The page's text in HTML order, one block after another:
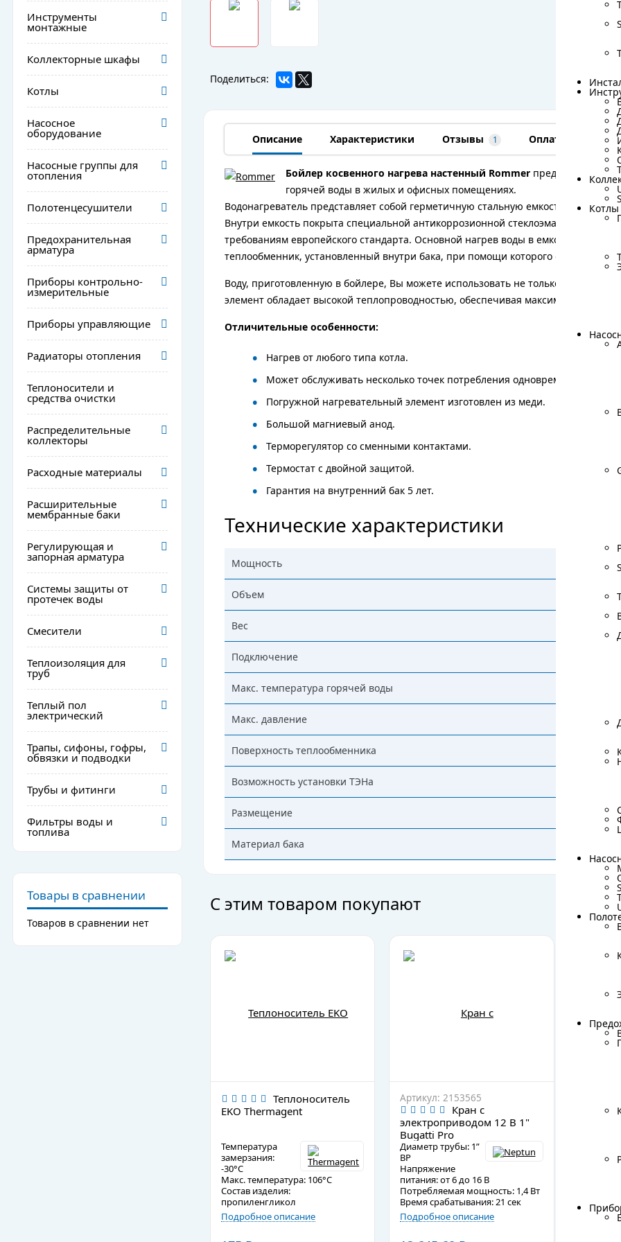
Котлы
Котлы
Инструменты
монтажные
Коллекторные шкафы
Котлы
Насосное
оборудование
Насосные группы для
отопления
Полотенцесушители
Предохранительная
арматура
Приборы контрольно-
измерительные
Приборы управляющие
Радиаторы отопления
Теплоносители и
средства очистки
Распределительные
коллекторы
Расходные материалы
Расширительные
мембранные баки
Регулирующая и
запорная арматура
Системы защиты от
протечек воды
Смесители
Теплоизоляция для
труб
Теплый пол
электрический
Трапы, сифоны, гофры,
обвязки и подводки
Трубы и фитинги
Фильтры воды и
топлива
Товары в сравнении
Товаров в сравнении нет
Поделиться:
Объем: 190 л
Подробное
Подробные
Описание Характеристики Отзывы 1 Оплата
Бойлер косвенного нагрева настенный Rommer предназначен
горячей воды в жилых и офисных помещениях.
Водонагреватель представляет собой герметичную стальную емкость,
Внутри емкость покрыта специальной антикоррозионной стеклоэмалью.
требованиям европейского стандарта. Основной нагрев воды в емкостном
теплообменник, установленный внутри бака, при помощи которого
Воду, приготовленную в бойлере, Вы можете использовать не только в
элемент обладает высокой теплопроводностью, обеспечивая максимальный КПД
Отличительные особенности:
Нагрев от любого типа котла.
Может обслуживать несколько точек потребления одновременно.
Погружной нагревательный элемент изготовлен из меди.
Большой магниевый анод.
Терморегулятор со сменными контактами.
Термостат с двойной защитой.
Гарантия на внутренний бак 5 лет.
Технические характеристики
Мощность
Объем
Вес
Подключение
Макс. температура горячей воды
Макс. давление
Поверхность теплообменника
Возможность установки ТЭНа
Размещение
Материал бака
С этим товаром покупают
Теплоноситель
EKO Thermagent
Температура
замерзания:
-30°C
Макс. температура: 106°C
Состав изделия:
пропиленгликол
Подробное описание
Артикул: 2153565
Кран с
электроприводом 12 В 1"
Bugatti Pro
Диаметр трубы: 1”
ВР
Напряжение
питания: от 6 до 16 В
Потребляемая мощность: 1,4 Вт
Время срабатывания: 21 сек
Подробное описание
Длина
Pасход: